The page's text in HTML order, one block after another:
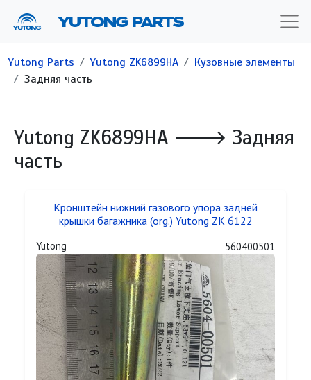
YUTONG PARTS
Строка навигации
Yutong Parts Yutong ZK6899HA
Кузовные элементы
Задняя часть
Yutong ZK6899HA 🡒 Задняя
часть
Кронштейн нижний газового упора задней
крышки багажника (org.) Yutong ZK 6122
Yutong 560400501